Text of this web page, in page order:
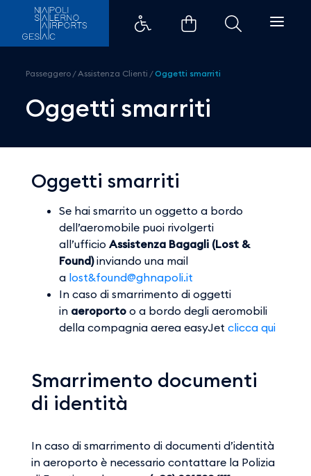
Oggetti smarriti - Aeroporti di
Passeggero /Assistenza Clienti /Oggetti smarriti
Oggetti smarriti
Oggetti smarriti
Se hai smarrito un oggetto a bordo
dell’aeromobile puoi rivolgerti
all’ufficio Assistenza Bagagli (Lost &
Found)inviando una mail
a lost&found@ghnapoli.it
In caso di smarrimento di oggetti
in aeroporto o a bordo degli aeromobili
della compagnia aerea easyJet​​​​​​​ clicca qui
Smarrimento documenti
di identità
In caso di smarrimento di documenti d’identità
in aeroporto è necessario contattare la Polizia